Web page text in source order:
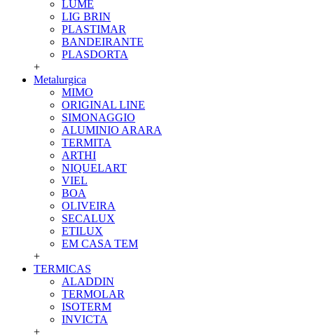
LUME
LIG BRIN
PLASTIMAR
BANDEIRANTE
PLASDORTA
+
Metalurgica
MIMO
ORIGINAL LINE
SIMONAGGIO
ALUMINIO ARARA
TERMITA
ARTHI
NIQUELART
VIEL
BOA
OLIVEIRA
SECALUX
ETILUX
EM CASA TEM
+
TERMICAS
ALADDIN
TERMOLAR
ISOTERM
INVICTA
+